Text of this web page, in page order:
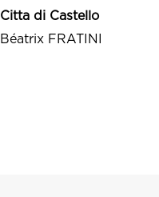
Citta di Castello
Béatrix FRATINI